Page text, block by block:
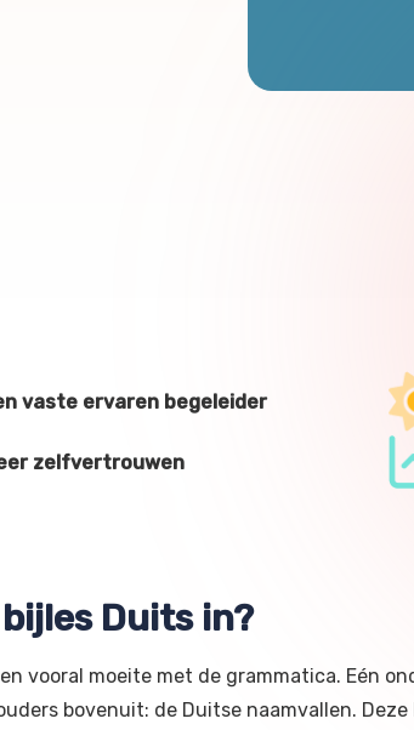
vaste ervaren begeleider
zelfvertrouwen
Duits in?
vooral moeite met de grammatica. Eén
bovenuit: de Duitse naamvallen.